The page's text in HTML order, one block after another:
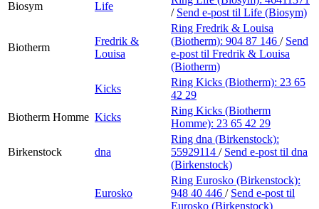
Biosym
Life
/ Send e-post til Life (Biosym)
Biotherm
Fredrik &
Louisa
Ring Fredrik & Louisa
(Biotherm): 904 87 146 / Send
e-post til Fredrik & Louisa
(Biotherm)
Kicks
Ring Kicks (Biotherm): 23 65
42 29
Biotherm Homme Kicks
Ring Kicks (Biotherm
Homme): 23 65 42 29
Birkenstock dna
Ring dna (Birkenstock):
55929114 / Send e-post til dna
(Birkenstock)
Eurosko
Ring Eurosko (Birkenstock):
948 40 446 / Send e-post til
Eurosko (Birkenstock)